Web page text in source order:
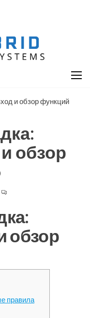
и обзор функций
обзор
обзор
правила